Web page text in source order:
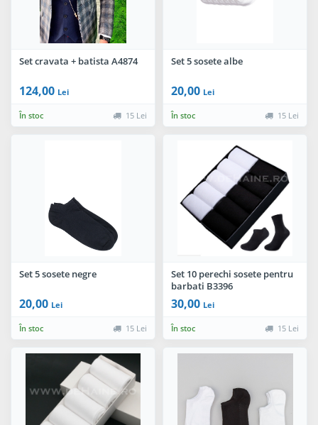
Set cravata + batista A4874
124,00 Lei
În stoc 15 Lei
Set 5 sosete albe
20,00 Lei
În stoc 15 Lei
Set 5 sosete negre
20,00 Lei
În stoc 15 Lei
Set 10 perechi sosete pentru
barbati B3396
30,00 Lei
În stoc 15 Lei